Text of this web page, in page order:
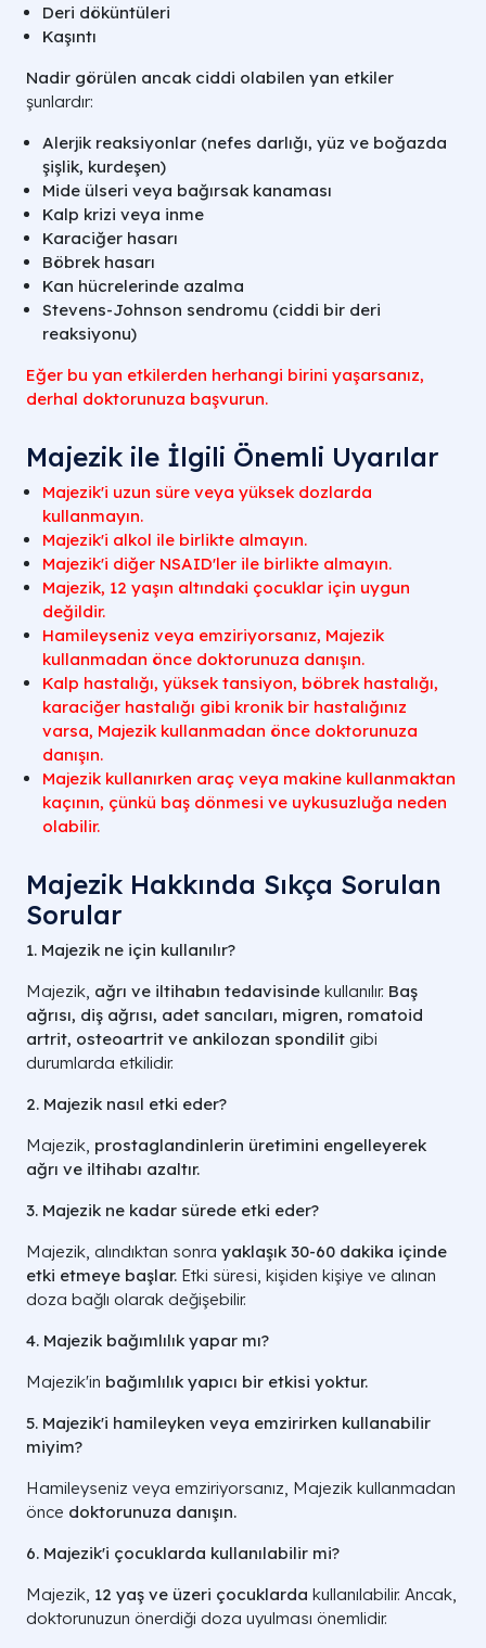
Deri döküntüleri
Kaşıntı
Nadir görülen ancak ciddi olabilen yan etkiler
şunlardır:
Alerjik reaksiyonlar (nefes darlığı, yüz ve boğazda
şişlik, kurdeşen)
Mide ülseri veya bağırsak kanaması
Kalp krizi veya inme
Karaciğer hasarı
Böbrek hasarı
Kan hücrelerinde azalma
Stevens-Johnson sendromu (ciddi bir deri
reaksiyonu)
Eğer bu yan etkilerden herhangi birini yaşarsanız,
derhal doktorunuza başvurun.
Majezik ile İlgili Önemli Uyarılar
Majezik'i uzun süre veya yüksek dozlarda
kullanmayın.
Majezik'i alkol ile birlikte almayın.
Majezik'i diğer NSAID'ler ile birlikte almayın.
Majezik, 12 yaşın altındaki çocuklar için uygun
değildir.
Hamileyseniz veya emziriyorsanız, Majezik
kullanmadan önce doktorunuza danışın.
Kalp hastalığı, yüksek tansiyon, böbrek hastalığı,
karaciğer hastalığı gibi kronik bir hastalığınız
varsa, Majezik kullanmadan önce doktorunuza
danışın.
Majezik kullanırken araç veya makine kullanmaktan
kaçının, çünkü baş dönmesi ve uykusuzluğa neden
olabilir.
Majezik Hakkında Sıkça Sorulan
Sorular
1. Majezik ne için kullanılır?
Majezik, ağrı ve iltihabın tedavisinde kullanılır. Baş
ağrısı, diş ağrısı, adet sancıları, migren, romatoid
artrit, osteoartrit ve ankilozan spondilit gibi
durumlarda etkilidir.
2. Majezik nasıl etki eder?
Majezik, prostaglandinlerin üretimini engelleyerek
ağrı ve iltihabı azaltır.
3. Majezik ne kadar sürede etki eder?
Majezik, alındıktan sonra yaklaşık 30-60 dakika içinde
etki etmeye başlar. Etki süresi, kişiden kişiye ve alınan
doza bağlı olarak değişebilir.
4. Majezik bağımlılık yapar mı?
Majezik'in bağımlılık yapıcı bir etkisi yoktur.
5. Majezik'i hamileyken veya emzirirken kullanabilir
miyim?
Hamileyseniz veya emziriyorsanız, Majezik kullanmadan
önce doktorunuza danışın.
6. Majezik'i çocuklarda kullanılabilir mi?
Majezik, 12 yaş ve üzeri çocuklarda kullanılabilir. Ancak,
doktorunuzun önerdiği doza uyulması önemlidir.